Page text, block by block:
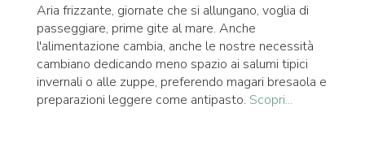
Aria frizzante, giornate che si allungano, voglia di
passeggiare, prime gite al mare. Anche
l'alimentazione cambia, anche le nostre necessità
cambiano dedicando meno spazio ai salumi tipici
invernali o alle zuppe, preferendo magari bresaola e
preparazioni leggere come antipasto. Scopri...